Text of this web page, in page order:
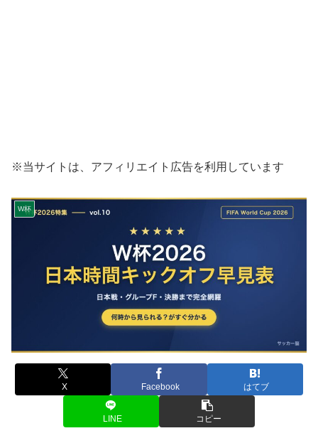
※当サイトは、アフィリエイト広告を利用しています
W杯
X Facebook はてブ
LINE コピー